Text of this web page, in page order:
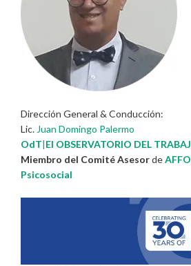
Dirección General & Conducción:
Lic. Juan Domingo Palermo
OdT|El OBSERVATORIO DEL
Miembro del Comité Asesorde
Psicosocial